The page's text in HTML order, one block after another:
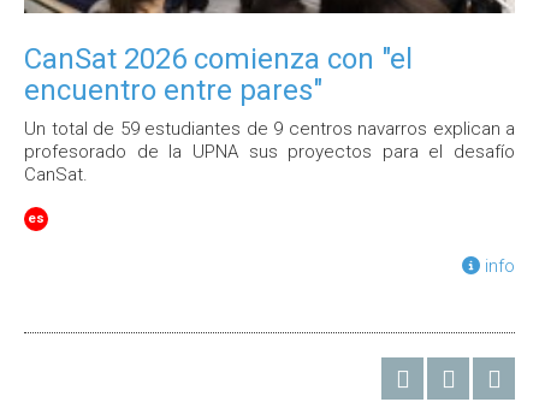
CanSat 2026 comienza con "el
encuentro entre pares"
Un total de 59 estudiantes de 9 centros navarros explican a
profesorado de la UPNA sus proyectos para el desafío
CanSat.
es
info